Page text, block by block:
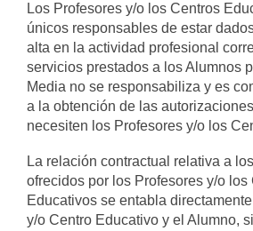
Los Profesores y/o los Centros
únicos responsables de estar
alta en la actividad profesional
servicios prestados a los Alumnos
Media no se responsabiliza y es
a la obtención de las
necesiten los Profesores y/o los
La relación contractual relativa a
ofrecidos por los Profesores y/o los
Educativos se entabla
y/o Centro Educativo y el Alumno,